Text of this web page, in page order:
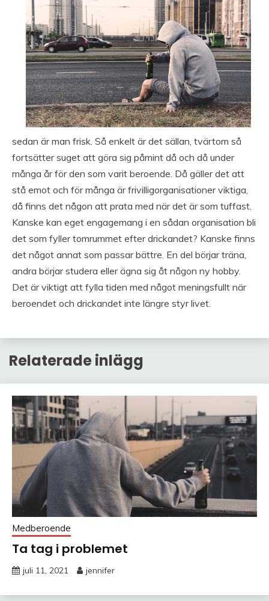
sedan är man frisk. Så enkelt är det sällan, tvärtom så
fortsätter suget att göra sig påmint då och då under
många år för den som varit beroende. Då gäller det att
stå emot och för många är frivilligorganisationer viktiga,
då finns det någon att prata med när det är som tuffast.
Kanske kan eget engagemang i en sådan organisation bli
det som fyller tomrummet efter drickandet? Kanske finns
det något annat som passar bättre. En del börjar träna,
andra börjar studera eller ägna sig åt någon ny hobby.
Det är viktigt att fylla tiden med något meningsfullt när
beroendet och drickandet inte längre styr livet.
Relaterade inlägg
Medberoende
Ta tag i problemet
juli 11, 2021 jennifer